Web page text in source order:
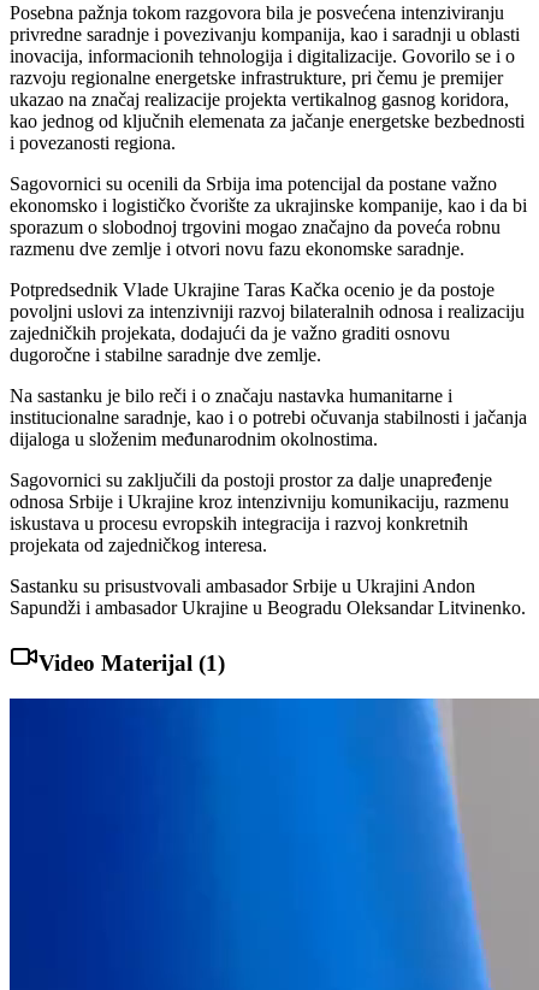
Posebna pažnja tokom razgovora bila je posvećena intenziviranju
privredne saradnje i povezivanju kompanija, kao i saradnji u oblasti
inovacija, informacionih tehnologija i digitalizacije. Govorilo se i o
razvoju regionalne energetske infrastrukture, pri čemu je premijer
ukazao na značaj realizacije projekta vertikalnog gasnog koridora,
kao jednog od ključnih elemenata za jačanje energetske bezbednosti
i povezanosti regiona.
Sagovornici su ocenili da Srbija ima potencijal da postane važno
ekonomsko i logističko čvorište za ukrajinske kompanije, kao i da bi
sporazum o slobodnoj trgovini mogao značajno da poveća robnu
razmenu dve zemlje i otvori novu fazu ekonomske saradnje.
Potpredsednik Vlade Ukrajine Taras Kačka ocenio je da postoje
povoljni uslovi za intenzivniji razvoj bilateralnih odnosa i realizaciju
zajedničkih projekata, dodajući da je važno graditi osnovu
dugoročne i stabilne saradnje dve zemlje.
Na sastanku je bilo reči i o značaju nastavka humanitarne i
institucionalne saradnje, kao i o potrebi očuvanja stabilnosti i jačanja
dijaloga u složenim međunarodnim okolnostima.
Sagovornici su zaključili da postoji prostor za dalje unapređenje
odnosa Srbije i Ukrajine kroz intenzivniju komunikaciju, razmenu
iskustava u procesu evropskih integracija i razvoj konkretnih
projekata od zajedničkog interesa.
Sastanku su prisustvovali ambasador Srbije u Ukrajini Andon
Sapundži i ambasador Ukrajine u Beogradu Oleksandar Litvinenko.
Video Materijal (1)